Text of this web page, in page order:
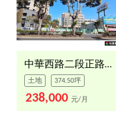
中華西路二段正路土地
土地 374.50坪
238,000 元/月